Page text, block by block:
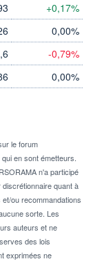
+0,17%
0,00%
-0,79%
0,00%
le forum
en sont émetteurs.
n'a participé
quant à
ou recommandations
sorte. Les
auteurs et ne
des lois
exprimées ne